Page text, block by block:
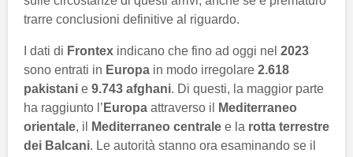
trarre conclusioni definitive al riguardo.
I dati di Frontex indicano che fino ad oggi nel 2023
sono entrati in Europa in modo irregolare 2.618
pakistani e 9.743 afghani. Di questi, la maggior parte
ha raggiunto l’ Europa attraverso il
Mediterraneo
orientale, il Mediterraneo centrale e la rotta terrestre
dei Balcani. Le autorità stanno ora esaminando se il